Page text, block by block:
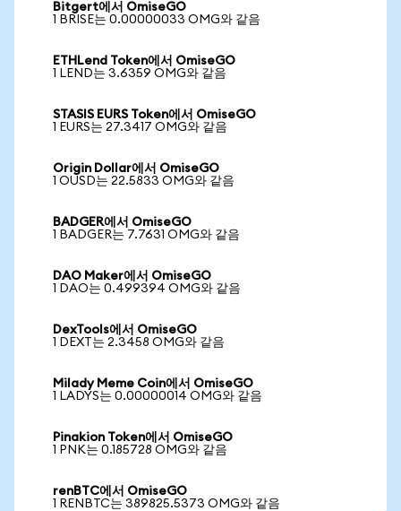
Bitgert에서 OmiseGO
1 BRISE는 0.00000033 OMG와 같음
ETHLend Token에서 OmiseGO
1 LEND는 3.6359 OMG와 같음
STASIS EURS Token에서 OmiseGO
1 EURS는 27.3417 OMG와 같음
Origin Dollar에서 OmiseGO
1 OUSD는 22.5833 OMG와 같음
BADGER에서 OmiseGO
1 BADGER는 7.7631 OMG와 같음
DAO Maker에서 OmiseGO
1 DAO는 0.499394 OMG와 같음
DexTools에서 OmiseGO
1 DEXT는 2.3458 OMG와 같음
Milady Meme Coin에서 OmiseGO
1 LADYS는 0.00000014 OMG와 같음
Pinakion Token에서 OmiseGO
1 PNK는 0.185728 OMG와 같음
renBTC에서 OmiseGO
1 RENBTC는 389825.5373 OMG와 같음